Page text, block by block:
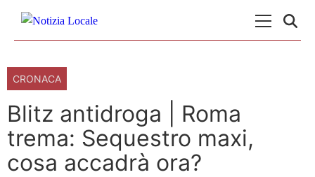
CRONACA
Blitz antidroga | Roma
trema: Sequestro maxi,
cosa accadrà ora?